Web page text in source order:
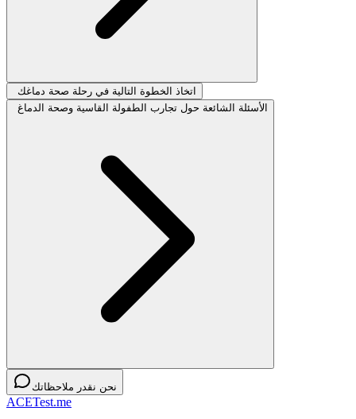
اتخاذ الخطوة التالية في رحلة صحة دماغك
الأسئلة الشائعة حول تجارب الطفولة القاسية وصحة الدماغ
نحن نقدر ملاحظاتك
ACETest.me